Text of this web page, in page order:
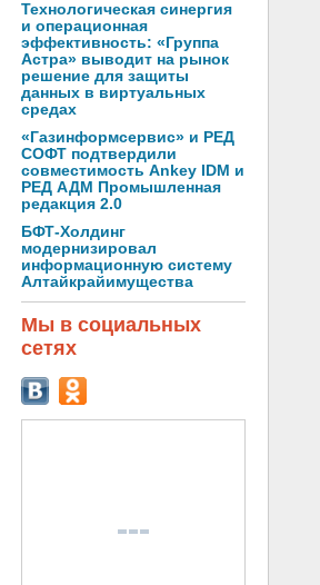
Технологическая синергия
и операционная
эффективность: «Группа
Астра» выводит на рынок
решение для защиты
данных в виртуальных
средах
«Газинформсервис» и РЕД
СОФТ подтвердили
совместимость Ankey IDM и
РЕД АДМ Промышленная
редакция 2.0
БФТ-Холдинг
модернизировал
информационную систему
Алтайкрайимущества
Мы в социальных
сетях